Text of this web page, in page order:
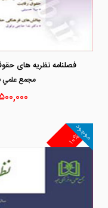
فصلنامه نظریه های حقوقی شماره
مجمع
۱۰%
موجود